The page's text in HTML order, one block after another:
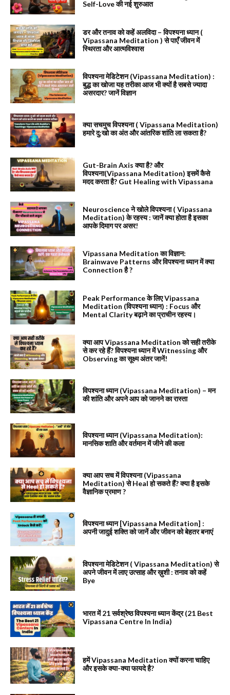
Self-Love की नई शुरुआत
डर और तनाव को कहें अलविदा – विपश्यना ध्यान (
Vipassana Meditation ) से पाएँ जीवन में
स्थिरता और आत्मविश्वास
विपश्यना मेडिटेशन (Vipassana Meditation) :
बुद्ध का खोजा यह तरीका आज भी क्यों है सबसे ज्यादा
असरदार? जानें विज्ञान
क्या सचमुच विपश्यना ( Vipassana Meditation)
हमारे दु:खो का अंत और आंतरिक शांति ला सकता है?
Gut-Brain Axis क्या है? और
विपश्यना(Vipassana Meditation) इसमें कैसे
मदद करता है? Gut Healing with Vipassana
Neuroscience ने खोले विपश्यना ( Vipassana
Meditation) के रहस्य : जानें क्या होता है इसका
आपके दिमाग पर असर!
Vipassana Meditation का विज्ञान:
Brainwave Patterns और विपश्यना ध्यान में क्या
Connection है ?
Peak Performance के लिए Vipassana
Meditation (विपश्यना ध्यान) : Focus और
Mental Clarity बढ़ाने का प्राचीन रहस्य।
क्या आप Vipassana Meditation को सही तरीके
से कर रहे हैं? विपश्यना ध्यान में Witnessing और
Observing का सूक्ष्म अंतर जानें!
विपश्यना ध्यान (Vipassana Meditation) – मन
की शांति और अपने आप को जानने का रास्ता
विपश्यना ध्यान (Vipassana Meditation):
मानसिक शाति और वर्तमान में जीने की कला
क्या आप सच में विपश्यना (Vipassana
Meditation) से Heal हो सकते हैं? क्या है इसके
वैज्ञानिक प्रमाण ?
विपश्यना ध्यान [Vipassana Meditation] :
अपनी जादुई शक्ति को जानें और जीवन को बेहतर बनाएं
विपश्यना मेडिटेशन ( Vipassana Meditation) से
अपने जीवन में लाए उत्साह और ख़ुशी : तनाव को कहें
Bye
भारत में 21 सर्वश्रेष्ठ विपश्यना ध्यान केंद्र (21 Best
Vipassana Centre In India)
हमें Vipassana Meditation क्यों करना चाहिए
और इसके क्या-क्या फायदे है?